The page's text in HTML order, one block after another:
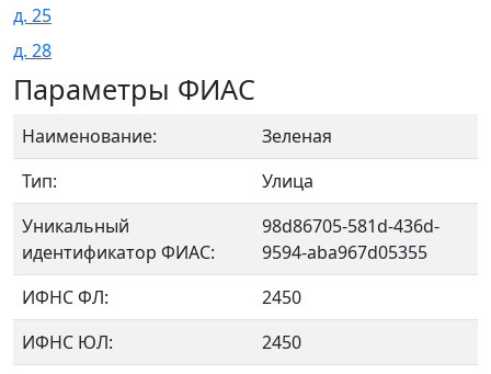
д. 25
д. 28
Параметры ФИАС
Наименование:
Зеленая
Тип:
Улица
Уникальный
идентификатор ФИАС:
98d86705-581d-436d-
9594-aba967d05355
ИФНС ФЛ:
2450
ИФНС ЮЛ:
2450